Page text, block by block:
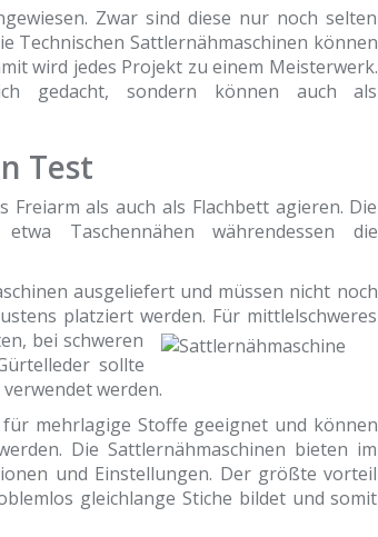
Zwar sind diese nur noch selten
Technischen Sattlernähmaschinen können
wird jedes Projekt zu einem Meisterwerk.
gedacht, sondern können auch als
Test
als auch als Flachbett agieren. Die
Taschennähen währendessen die
ausgeliefert und müssen nicht noch
platziert werden. Für mittlelschweres
bei schweren
sollte
werden.
mehrlagige Stoffe geeignet und können
Die Sattlernähmaschinen bieten im
und Einstellungen. Der größte vorteil
gleichlange Stiche bildet und somit